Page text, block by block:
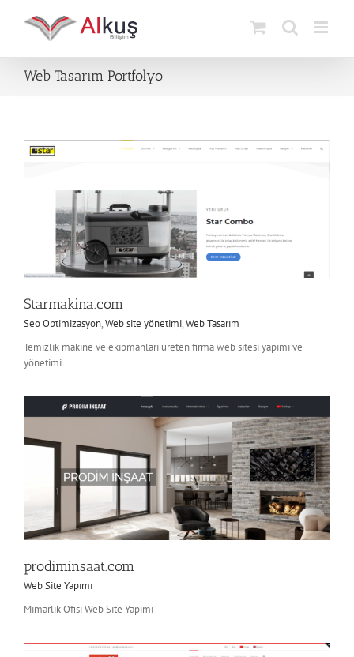
Web Tasarım Portfolyo
Starmakina.com
Seo Optimizasyon,Web site yönetimi,Web Tasarım
Temizlik makine ve ekipmanları üreten firma web sitesi yapımı ve
yönetimi
prodiminsaat.com
Web Site Yapımı
Mimarlık Ofisi Web Site Yapımı